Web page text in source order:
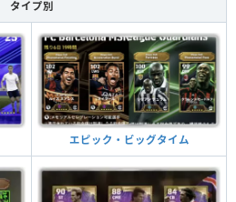
タイプ別
エピック・ビッグタイム